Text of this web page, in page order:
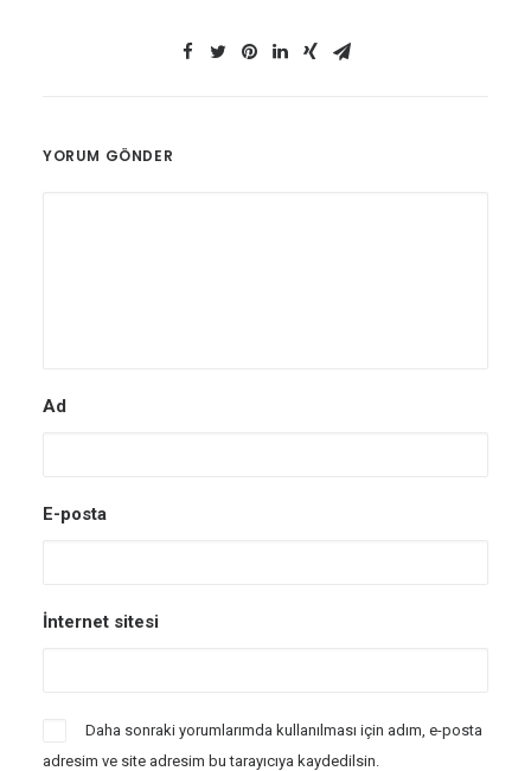
YORUM GÖNDER
Ad
E-posta
İnternet sitesi
Daha sonraki yorumlarımda kullanılması için adım, e-posta
adresim ve site adresim bu tarayıcıya kaydedilsin.